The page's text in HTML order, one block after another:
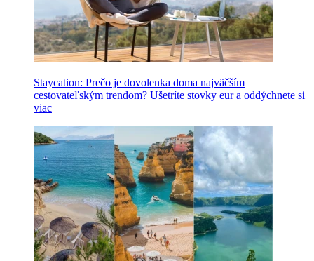
Staycation: Prečo je dovolenka doma najväčším
cestovateľským trendom? Ušetríte stovky eur a oddýchnete si
viac